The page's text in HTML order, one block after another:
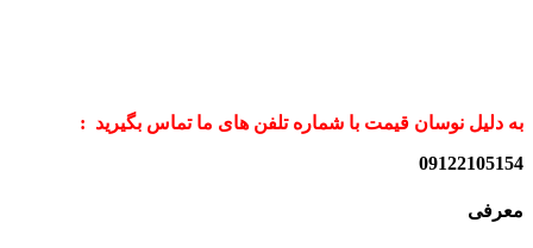
به دلیل نوسان قیمت با شماره تلفن های ما تماس بگیرید :
09122105154
معرفی